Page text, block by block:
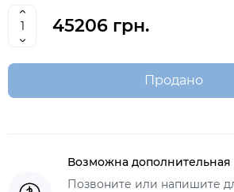
45206 грн.
Продано
Возможна дополнительная
Позвоните или напишите